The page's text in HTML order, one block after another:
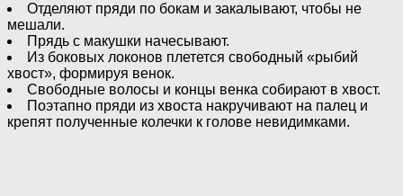
Отделяют пряди по бокам и закалывают, чтобы не
мешали.
Прядь с макушки начесывают.
Из боковых локонов плетется свободный «рыбий
хвост», формируя венок.
Свободные волосы и концы венка собирают в хвост.
Поэтапно пряди из хвоста накручивают на палец и
крепят полученные колечки к голове невидимками.